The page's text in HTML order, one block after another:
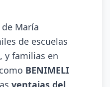
María
de escuelas
y familias en
BENIMELI
ventajas del